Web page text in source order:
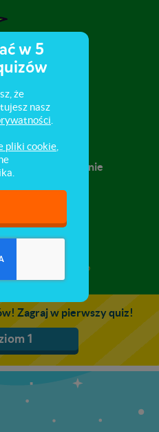
korzeń
wszystkie korzenie
się!
Zagraj w pierwszy quiz!
1
w 5
że
nasz
pliki cookie